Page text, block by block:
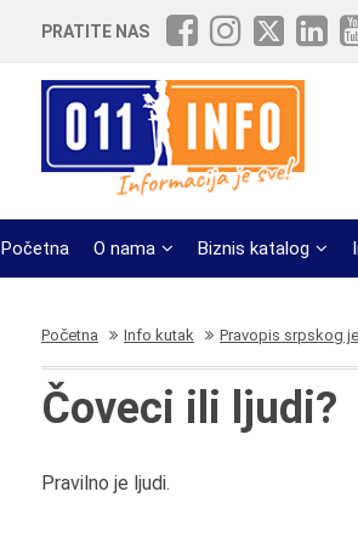
PRATITE NAS
Početna O nama Biznis katalog
Početna Info kutak Pravopis srpskog
Čoveci ili ljudi?
Pravilno je ljudi.